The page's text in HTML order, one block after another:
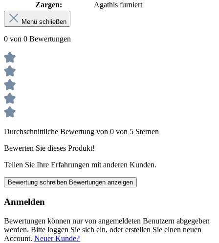
Zargen:
Agathis furniert
Menü schließen
0 von 0 Bewertungen
Durchschnittliche Bewertung von 0 von 5 Sternen
Bewerten Sie dieses Produkt!
Teilen Sie Ihre Erfahrungen mit anderen Kunden.
Bewertung schreiben Bewertungen anzeigen
Anmelden
Bewertungen können nur von angemeldeten Benutzern abgegeben
werden. Bitte loggen Sie sich ein, oder erstellen Sie einen neuen
Account. Neuer Kunde?